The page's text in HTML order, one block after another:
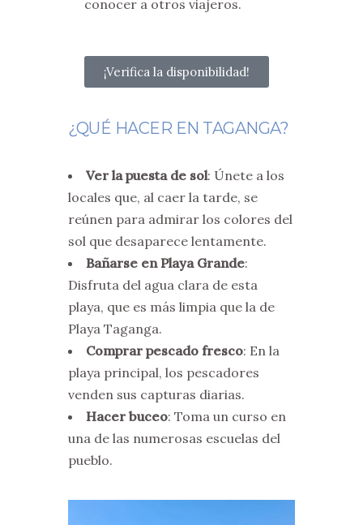
conocer a otros viajeros.
¡Verifica la disponibilidad!
¿QUÉ HACER EN TAGANGA?
Ver la puesta de sol: Únete a los
locales que, al caer la tarde, se
reúnen para admirar los colores del
sol que desaparece lentamente.
Bañarse en Playa Grande:
Disfruta del agua clara de esta
playa, que es más limpia que la de
Playa Taganga.
Comprar pescado fresco: En la
playa principal, los pescadores
venden sus capturas diarias.
Hacer buceo: Toma un curso en
una de las numerosas escuelas del
pueblo.